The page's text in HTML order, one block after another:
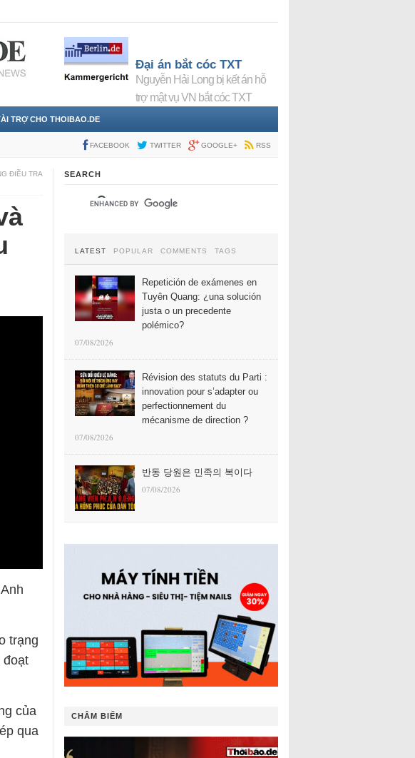
Đại án bắt cóc TXT
Nguyễn Hải Long bị kết án hỗ
trợ mật vụ VN bắt cóc TXT
TRỢ CHO THOIBAO.DE
FACEBOOK TWITTER GOOGLE+ RSS
ĐIỀU TRA
trạng
đoạt
của
qua
SEARCH
LATEST POPULAR COMMENTS TAGS
Repetición de exámenes en
Tuyên Quang: ¿una solución
justa o un precedente
polémico?
07/08/2026
Révision des statuts du Parti :
innovation pour s’adapter ou
perfectionnement du
mécanisme de direction ?
07/08/2026
반동 당원은 민족의 복이다
07/08/2026
CHÂM BIẾM